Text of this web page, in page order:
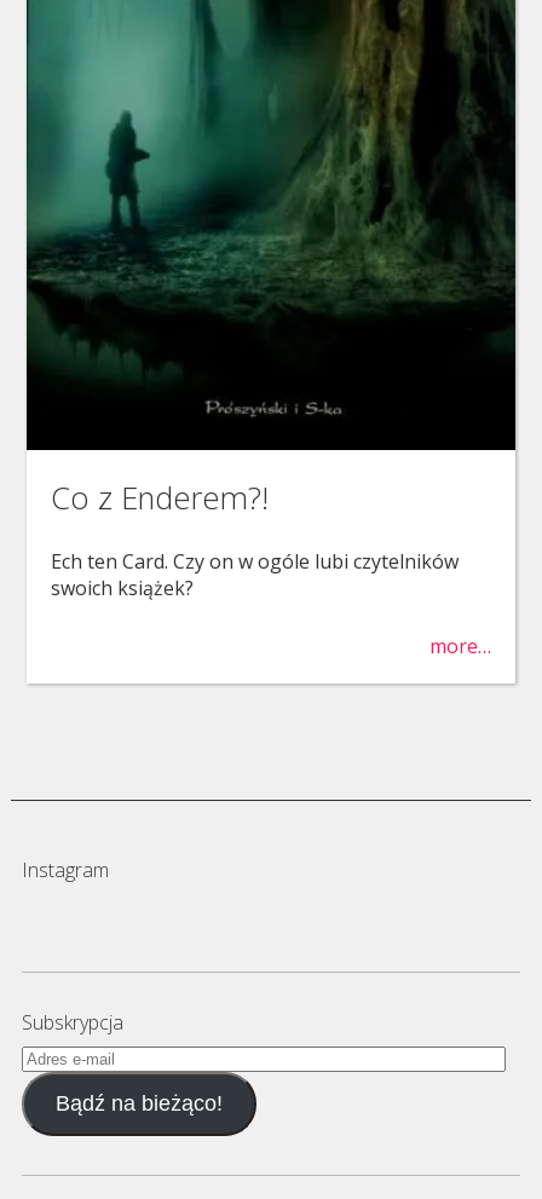
Co z Enderem?!
Ech ten Card. Czy on w ogóle lubi czytelników
swoich książek?
more…
Instagram
Subskrypcja
Adres
e-
mailBądź na bieżąco!